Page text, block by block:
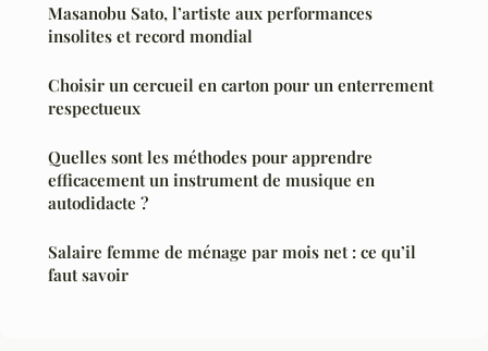
Masanobu Sato, l’artiste aux performances
insolites et record mondial
Choisir un cercueil en carton pour un enterrement
respectueux
Quelles sont les méthodes pour apprendre
efficacement un instrument de musique en
autodidacte ?
Salaire femme de ménage par mois net : ce qu’il
faut savoir